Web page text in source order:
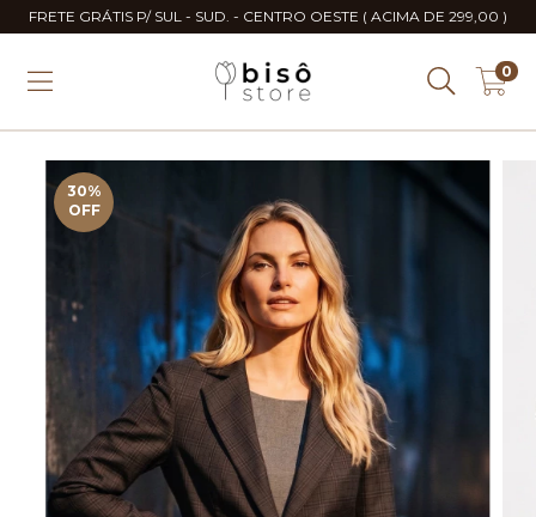
FRETE GRÁTIS P/ SUL - SUD. - CENTRO OESTE ( ACIMA DE 299,00 )
0
30%
OFF